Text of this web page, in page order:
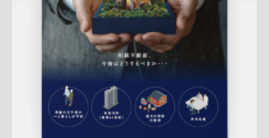
折りパンフレットマンション土地戸建 相続サービス紹
売却訴求 査定 渋谷営業部
アフターフォロー成約御礼